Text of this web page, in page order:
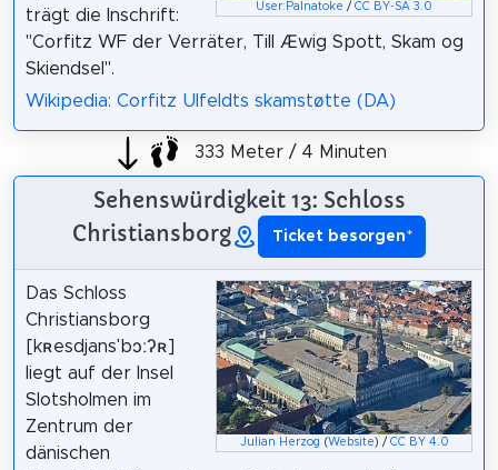
User:Palnatoke /CC BY-SA 3.0
trägt die Inschrift:
"Corfitz WF der Verräter, Till Æwig Spott, Skam og
Skiendsel".
Wikipedia: Corfitz Ulfeldts skamstøtte (DA)
333 Meter / 4 Minuten
Sehenswürdigkeit 13: Schloss
Christiansborg
Ticket besorgen*
Julian Herzog (Website ) / CC BY 4.0
Das Schloss
Christiansborg
[kʀesdjansˈbɔːʔʀ]
liegt auf der Insel
Slotsholmen im
Zentrum der
dänischen